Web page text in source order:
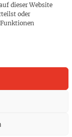
dieser Website
oder